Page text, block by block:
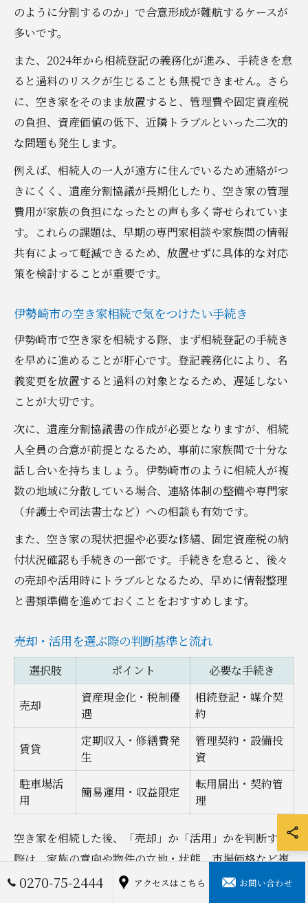
のように分割するのか」で合意形成が難航するケースが
多いです。
また、2024年から相続登記の義務化が進み、手続きを怠
ると過料のリスクが生じることも無視できません。さら
に、空き家をそのまま放置すると、管理費や固定資産税
の負担、資産価値の低下、近隣トラブルといった二次的
な問題も発生します。
例えば、相続人の一人が遠方に住んでいるため連絡がつ
きにくく、遺産分割協議が長期化したり、空き家の管理
費用が家族の負担になったとの声も多く寄せられていま
す。これらの課題は、早期の専門家相談や家族間の情報
共有によって軽減できるため、放置せずに具体的な対応
策を検討することが重要です。
伊勢崎市の空き家相続で気をつけたい手続き
伊勢崎市で空き家を相続する際、まず相続登記の手続き
を早めに進めることが肝心です。登記義務化により、名
義変更を放置すると過料の対象となるため、遅延しない
ことが大切です。
次に、遺産分割協議書の作成が必要となりますが、相続
人全員の合意が前提となるため、事前に家族間で十分な
話し合いを持ちましょう。伊勢崎市のように相続人が複
数の地域に分散している場合、連絡体制の整備や専門家
（弁護士や司法書士など）への相談も有効です。
また、空き家の現状把握や必要な修繕、固定資産税の納
付状況確認も手続きの一部です。手続きを怠ると、後々
の売却や活用時にトラブルとなるため、早めに情報整理
と書類準備を進めておくことをおすすめします。
売却・活用を選ぶ際の判断基準と流れ
選択肢 ポイント 必要な手続き
売却
資産現金化・税制優
遇
相続登記・媒介契
約
賃貸
定期収入・修繕費発
生
管理契約・設備投
資
駐車場活
用
簡易運用・収益限定
転用届出・契約管
理
空き家を相続した後、「売却」か「活用」かを判断する
際は、家族の意向や物件の立地・状態、市場価格など複
数の要素を総合的に検討する必要があります。特に伊勢
0270-75-2444 アクセスはこちら お問い合わせ